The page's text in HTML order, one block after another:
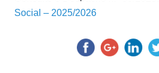
Social – 2025/2026